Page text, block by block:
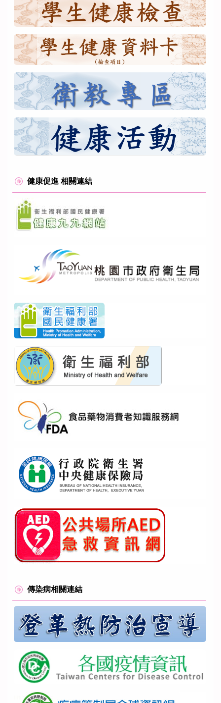
健康促進 相關連結
傳染病相關連結